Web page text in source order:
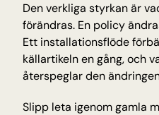
Den verkliga styrkan är
förändras. En policy
Ett installationsflöde
källartikeln en gång, och
återspeglar den
Slipp leta igenom gamla